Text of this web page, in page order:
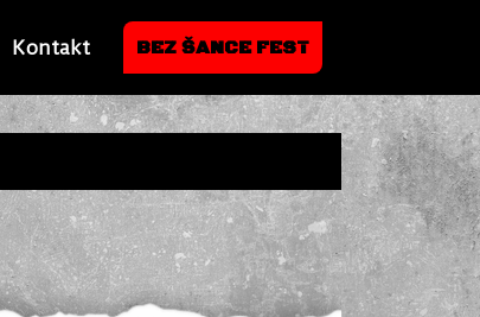
Kontakt BEZ ŠANCE FEST